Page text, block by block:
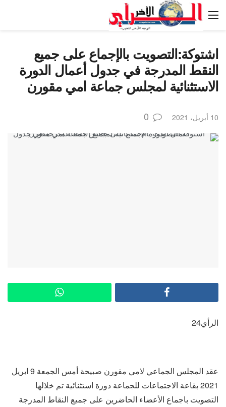
اشتوكة:التصويت بالإجماع على جميع
النقط المدرجة في جدول أعمال الدورة
الاستثنائية لمجلس جماعة امي مقورن
10 أبريل، 2021 0
الرأي24
عقد المجلس الجماعي لامي مقورن صبيحة أمس الجمعة 9 ابريل
2021 بقاعة الاجتماعات للجماعة دورة استثنائية تم خلالها
التصويت باجماع الأعضاء الحاضرين على جميع النقاط المدرجة